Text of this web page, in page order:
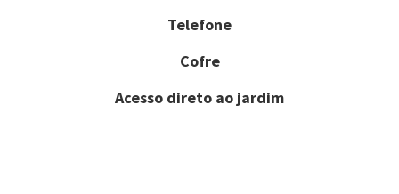
Telefone
Cofre
Acesso direto ao jardim